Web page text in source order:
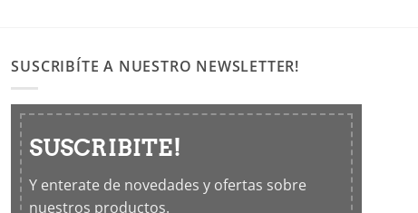
SUSCRIBÍTE A NUESTRO NEWSLETTER!
SUSCRIBITE!
Y enterate de novedades y ofertas sobre
nuestros productos.